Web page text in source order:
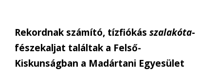
Rekordnak számító, tízfiókás szalakóta-
fészekaljat találtak a Felső-
Kiskunságban a Madártani Egyesület